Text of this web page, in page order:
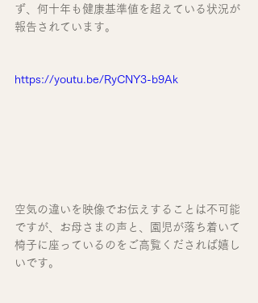
ず、何十年も健康基準値を超えている状況が
報告されています。
https://youtu.be/RyCNY3-b9Ak
空気の違いを映像でお伝えすることは不可能
ですが、お母さまの声と、園児が落ち着いて
椅子に座っているのをご高覧くだされば嬉し
いです。